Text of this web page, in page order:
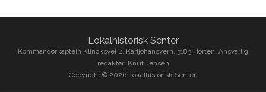
Lokalhistorisk Senter
Kommandørkaptein Klincksvei 2, Karljohansvern, 3183 Horten. Ansvarlig
redaktør: Knut Jensen
Copyright © 2026 Lokalhistorisk Senter.